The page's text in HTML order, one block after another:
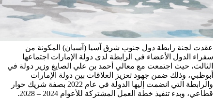
عقدت لجنة رابطة دول جنوب شرق آسيا (آسيان) المكونة من
سفراء الدول الأعضاء في الرابطة لدى دولة الإمارات اجتماعها
الثالث، حيث اجتمعت مع معالي أحمد بن علي الصايغ وزير دولة في
أبوظبي، وذلك ضمن جهود تعزيز العلاقات بين دولة الإمارات
والرابطة التي انضمت إليها الدولة في عام 2022 بصفة شريك حوار
قطاعي، وبدء تنفيذ خطة العمل المشتركة للأعوام 2024 – 2028.